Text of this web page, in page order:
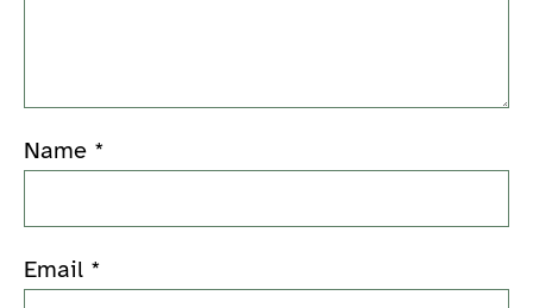
Name *
Email *